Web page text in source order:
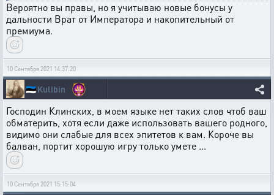
Вероятно вы правы, но я учитываю новые бонусы у
дальности Врат от Императора и накопительный от
премиума.
10 Сентября 2021 14:37:20
🇪🇪Kulibin
Господин Клинских, в моем языке нет таких слов чтоб ваш
обматерить, хотя если даже использовать вашего родного,
видимо они слабые для всех эпитетов к вам. Короче вы
балван, портит хорошую игру только умете ...
10 Сентября 2021 15:15:04